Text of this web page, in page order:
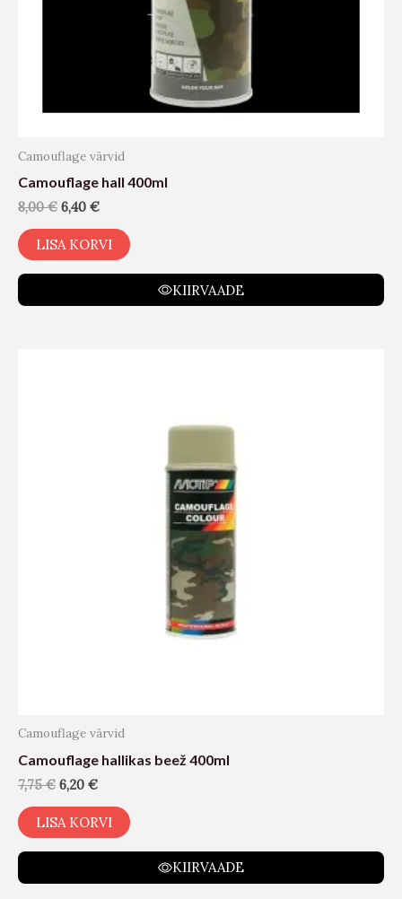
Camouflage värvid
Camouflage hall 400ml
8,00€ 6,40 €
LISA KORVI
KIIRVAADE
Camouflage värvid
Camouflage hallikas beež 400ml
7,75€ 6,20 €
LISA KORVI
KIIRVAADE